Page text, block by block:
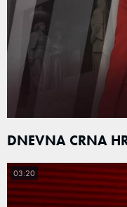
DNEVNA CRNA
03:20